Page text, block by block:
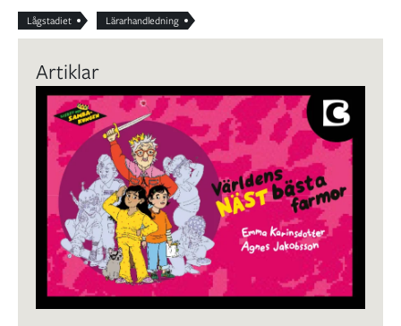
Lågstadiet Lärarhandledning
Artiklar